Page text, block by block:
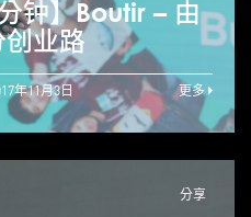
钟】Boutir – 由
业路
年11月3日 更多
分享